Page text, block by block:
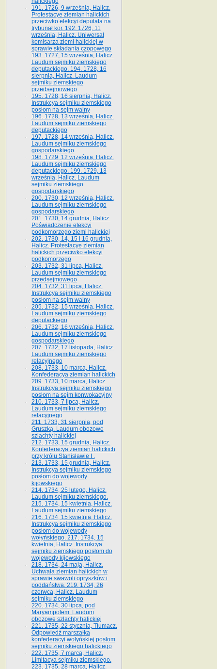
191. 1726, 9 września, Halicz.
Protestacye ziemian halickich
przeciwko elekcyi deputata na
trybunał kor. 192. 1726, 11
września, Halicz. Uniwersał
komisarza ziemi halickiej w
sprawie składania czopowego
193. 1727, 15 września, Halicz.
Laudum sejmiku ziemskiego
deputackiego. 194. 1728, 16
sierpnia, Halicz. Laudum
sejmiku ziemskiego
przedsejmowego
195. 1728, 16 sierpnia, Halicz.
Instrukcya sejmiku ziemskiego
posłom na sejm walny
196. 1728, 13 września, Halicz.
Laudum sejmiku ziemskiego
deputackiego
197. 1728, 14 września, Halicz.
Laudum sejmiku ziemskiego
gospodarskiego
198. 1729, 12 września, Halicz.
Laudum sejmiku ziemskiego
deputackiego. 199. 1729, 13
września, Halicz. Laudum
sejmiku ziemskiego
gospodarskiego
200. 1730, 12 września, Halicz.
Laudum sejmiku ziemskiego
gospodarskiego
201. 1730, 14 grudnia, Halicz.
Poświadczenie elekcyi
podkomorzego ziemi halickiej
202. 1730, 14, 15 i 16 grudnia,
Halicz. Protestacye ziemian
halickich przeciwko elekcyi
podkomorzego
203. 1732, 31 lipca, Halicz.
Laudum sejmiku ziemskiego
przedsejmowego
204. 1732, 31 lipca, Halicz.
Instrukcya sejmiku ziemskiego
posłom na sejm walny
205. 1732, 15 września, Halicz.
Laudum sejmiku ziemskiego
deputackiego
206. 1732, 16 września, Halicz.
Laudum sejmiku ziemskiego
gospodarskiego
207. 1732, 17 listopada, Halicz.
Laudum sejmiku ziemskiego
relacyjnego
208. 1733, 10 marca, Halicz.
Konfederacya ziemian halickich­
209. 1733, 10 marca, Halicz.
Instrukcya sejmiku ziemskiego
posłom na sejm konwokacyjny
210. 1733, 7 lipca, Halicz.
Laudum sejmiku ziemskiego
relacyjnego
211. 1733, 31 sierpnia, pod
Gruszką. Laudum obozowe
szlachty halickiej
212. 1733, 15 grudnia, Halicz.
Konfederacya ziemian halickich
przy królu Stanisławie I .
213. 1733, 15 grudnia, Halicz.
Instrukcya sejmiku ziemskiego
posłom do wojewody
kijowskiego
214. 1734, 25 lutego, Halicz.
Laudum sejmiku ziemskiego.
215. 1734, 15 kwietnia, Halicz.
Laudum sejmiku ziemskiego
216. 1734, 15 kwietnia, Halicz.
Instrukcya sejmiku ziemskiego
posłom do wojewody
wołyńskiego. 217. 1734, 15
kwietnia, Halicz. Instrukcya
sejmiku ziemskiego posłom do
wojewody kijowskiego
218. 1734, 24 maja, Halicz.
Uchwała ziemian halickich w
sprawie swawoli opryszków i
poddaństwa. 219. 1734, 26
czerwca, Halicz. Laudum
sejmiku ziemskiego
220. 1734, 30 lipca, pod
Maryampolem. Laudum
obozowe szlachty halickiej
221. 1735, 22 stycznia, Tłumacz.
Odpowiedź marszałka
konfederacyi wołyńskiej posłom
sejmiku ziemskiego halickiego
222. 1735, 7 marca, Halicz.
Limitacya sejmiku ziemskiego.
223. 1735, 28 marca, Halicz.